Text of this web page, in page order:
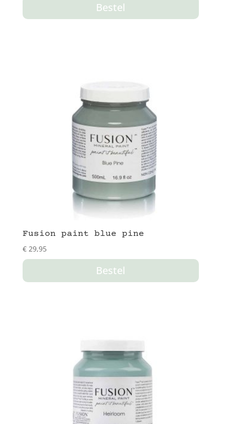
Bestel
Fusion paint blue pine
€29,95
Bestel